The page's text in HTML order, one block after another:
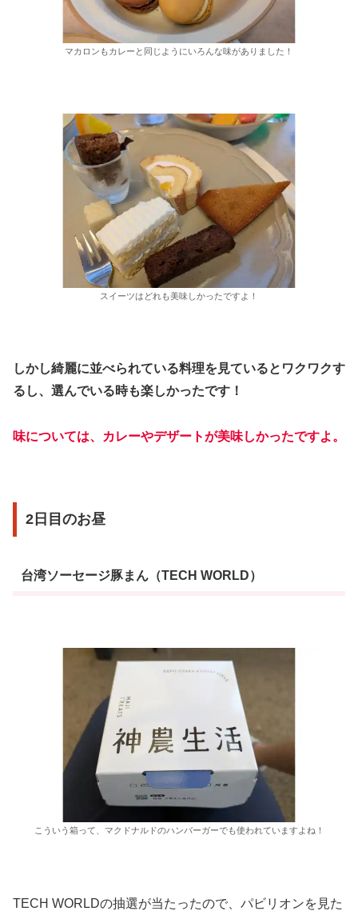
マカロンもカレーと同じようにいろんな味がありました！
スイーツはどれも美味しかったですよ！
しかし綺麗に並べられている料理を見ているとワクワクす
るし、選んでいる時も楽しかったです！
味については、カレーやデザートが美味しかったですよ。
2日目のお昼
台湾ソーセージ豚まん（TECH WORLD）
こういう箱って、マクドナルドのハンバーガーでも使われていますよね！
TECH WORLDの抽選が当たったので、パビリオンを見た